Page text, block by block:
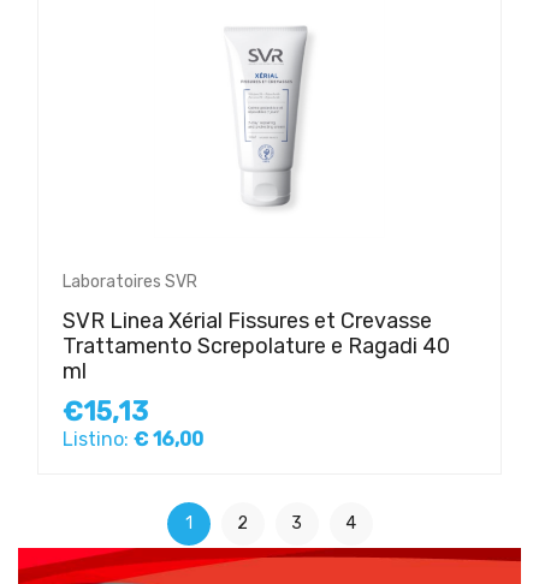
Laboratoires SVR
SVR Linea Xérial Fissures et Crevasse
Trattamento Screpolature e Ragadi 40
ml
€15,13
Listino: € 16,00
1 2 3 4